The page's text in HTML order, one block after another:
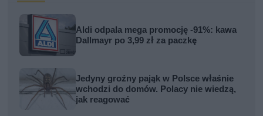
Aldi odpala mega promocję -91%: kawa
Dallmayr po 3,99 zł za paczkę
Jedyny groźny pająk w Polsce właśnie
wchodzi do domów. Polacy nie wiedzą,
jak reagować